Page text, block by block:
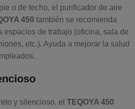
o de techo, el purificador de aire
450 también se recomienda
espacios de trabajo (oficina, sala de
etc.). Ayuda a mejorar la salud
y silencioso, el TEQOYA 450